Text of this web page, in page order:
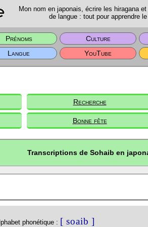
Mon nom en japonais, écrire les hiragana
de langue : tout pour apprendre
Prénoms Culture
Langue YouTube
Recherche
Bonne fête
Transcriptions de Sohaib en
phonétique : [ soaib ]